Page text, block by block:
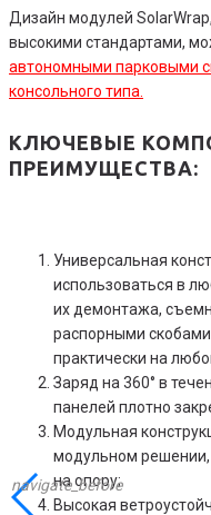
Дизайн модулей
высокими стандартами,
автономными парковыми
консольного типа.
КЛЮЧЕВЫЕ
ПРЕИМУЩЕСТВА:
Универсальная
использоваться в
их демонтажа,
распорными
практически на
Заряд на 360° в
панелей плотно
Модульная
модульном решении,
на опору;
Высокая
navigate_before